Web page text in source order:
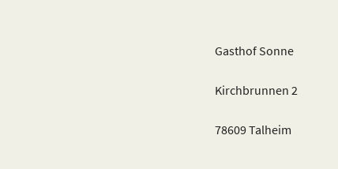
Gasthof Sonne
Kirchbrunnen 2
78609 Talheim